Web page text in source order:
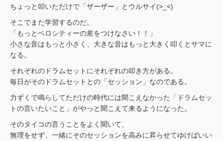
ちょっと叩いただけで「ザーザー」とウルサイ(>_<)
そこでまた学習するのだ。
「もっとベロシティーの差をつけなさい！！」
小さな音はもっと小さく、大きな音はもっと大きく叩くとサマに
なる。
それぞれのドラムセットにそれぞれの叩き方がある。
毎日がそのドラムセットとの「セッション」なのである。
力ずくで鳴らしてただけの時代には聞こえなかった「ドラムセッ
トの言いたいこと」がやっと聞こえて来るようになった。
そのタイコの言うことをよく聞いて、
無理をせず、一緒にそのセッションを高みに昇らせてゆけばいい